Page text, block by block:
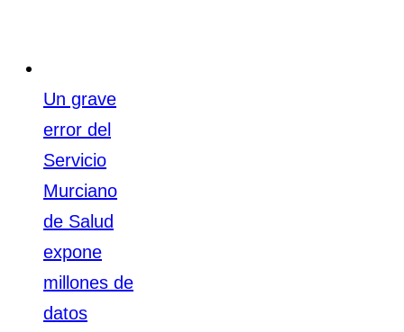
Un grave
error del
Servicio
Murciano
de Salud
expone
millones de
datos